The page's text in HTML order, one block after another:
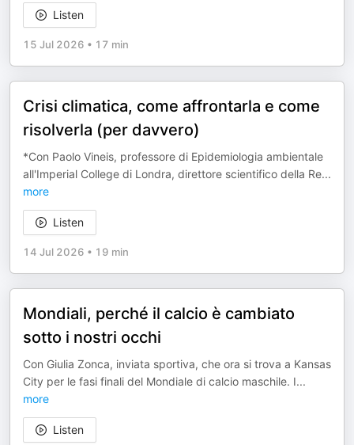
Listen
15 Jul 2026 • 17 min
Crisi climatica, come affrontarla e come
risolverla (per davvero)
*Con Paolo Vineis, professore di Epidemiologia ambientale
all'Imperial College di Londra, direttore scientifico della Re...
more
Listen
14 Jul 2026 • 19 min
Mondiali, perché il calcio è cambiato
sotto i nostri occhi
Con Giulia Zonca, inviata sportiva, che ora si trova a Kansas
City per le fasi finali del Mondiale di calcio maschile. I...
more
Listen